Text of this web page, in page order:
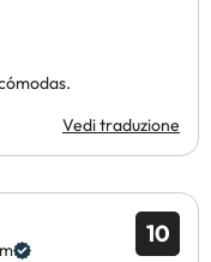
Vedi traduzione
10